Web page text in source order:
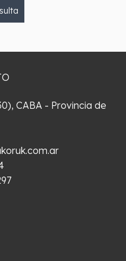
CABA - Provincia de